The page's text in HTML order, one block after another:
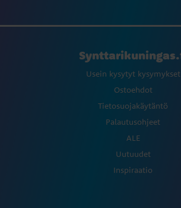
Usein kysytyt kysymykset
Ostoehdot
Tietosuojakäytäntö
Palautusohjeet
ALE
Uutuudet
Inspiraatio